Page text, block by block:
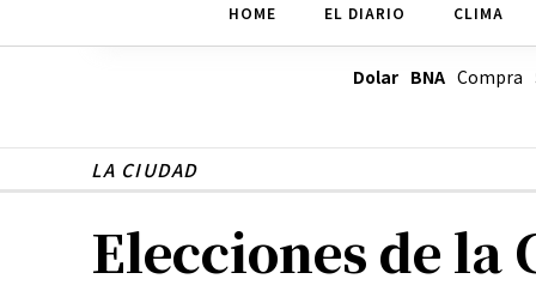
HOME EL DIARIO CLIMA
Dolar BNACompra
LA CIUDAD
Elecciones de la